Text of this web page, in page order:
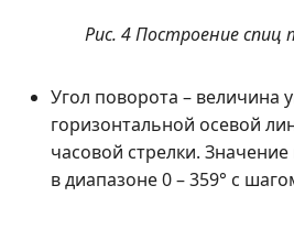
Рис. 4 Построение спиц
Угол поворота – величина
горизонтальной осевой
часовой стрелки.
в диапазоне 0 – 359° с